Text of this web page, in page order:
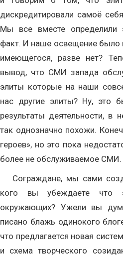
дискредитировали самоё
Мы все вместе определили
факт. И наше освещение было
имеющегося, разве нет?
вывод, что СМИ запада
элиты которые на наши
нас другие элиты? Ну, это
результаты деятельности, в
так однозначно похожи.
героев», но это пока
более не обслуживаемое СМИ.
Сограждане, мы сами
кого вы убеждаете что
окружающих? Ужели вы
писано блажь одинокого
что предлагается новая
и схема творческого